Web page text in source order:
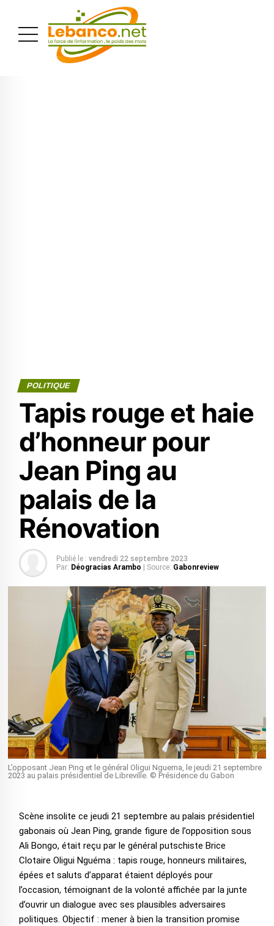
POLITIQUE
Tapis rouge et haie
d’honneur pour
Jean Ping au
palais de la
Rénovation
Publié le : vendredi 22 septembre 2023
Par: Déogracias Arambo | Source: Gabonreview
L’opposant Jean Ping et le général Oligui Nguema, le jeudi 21 septembre
2023 au palais présidentiel de Libreville. © Présidence du Gabon
Scène insolite ce jeudi 21 septembre au palais présidentiel
gabonais où Jean Ping, grande figure de l’opposition sous
Ali Bongo, était reçu par le général putschiste Brice
Clotaire Oligui Nguéma : tapis rouge, honneurs militaires,
épées et saluts d’apparat étaient déployés pour
l’occasion, témoignant de la volonté affichée par la junte
d’ouvrir un dialogue avec ses plausibles adversaires
politiques. Objectif : mener à bien la transition promise